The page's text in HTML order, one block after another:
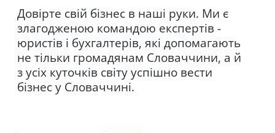
юристів і бухгалтерів, які допомагають
не тільки громадянам Словаччини, а й
з усіх куточків світу успішно вести
бізнес у Словаччині.
Довірте свій бізнес в наші руки. Ми є
злагодженою командою експертів -
юристів і бухгалтерів, які допомагають
не тільки громадянам Словаччини, а й
з усіх куточків світу успішно вести
бізнес у Словаччині.